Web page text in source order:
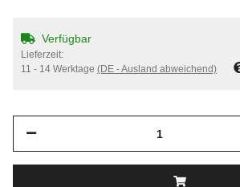
Verfügbar
Lieferzeit:
11 - 14 Werktage (DE - Ausland abweichend)